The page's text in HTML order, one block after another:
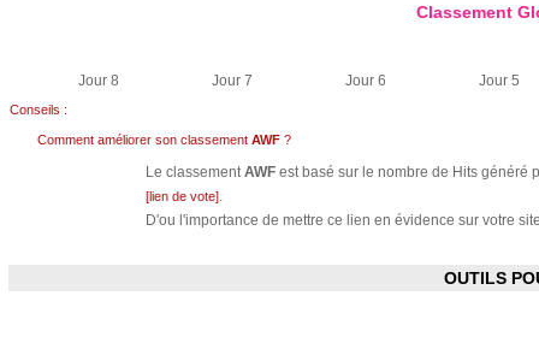
Classement
Jour 8 Jour 7 Jour 6 Jour 5
Conseils :
Comment améliorer son classement AWF ?
Le classementAWF est basé sur le nombre de Hits généré
[lien de vote].
D'ou l'importance de mettre ce lien en évidence sur votre
OUTILS